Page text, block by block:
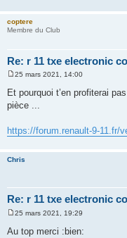
coptere
Membre du Club
Re: r 11 txe electronic
e
s
s
e
25 mars 2021, 14:00
Et pourquoi t’en profiterai
pièce ...
https://forum.renault-9-11.fr/
Chris
Re: r 11 txe electronic
s
25 mars 2021, 19:29
Au top merci :bien: